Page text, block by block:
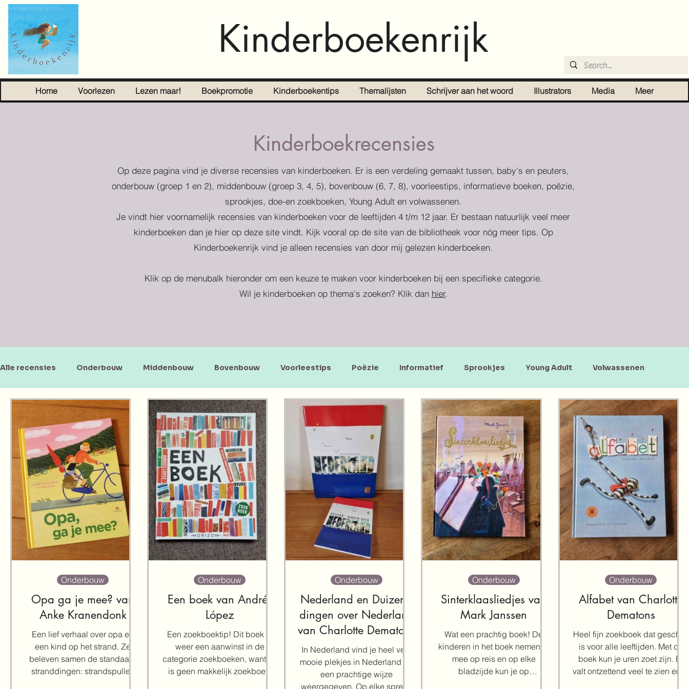
Kinderboekenrijk
Home Voorlezen Lezen maar! Boekpromotie Kinderboekentips Themalijsten Schrijver aan het woord Illustrators Media Meer
Kinderboekrecensies
Op deze pagina vind je diverse recensies van kinderboeken. Er is een verdeling gemaakt tussen, baby's en peuters,
onderbouw (groep 1 en 2), middenbouw (groep 3, 4, 5), bovenbouw (6, 7, 8), voorleestips, informatieve boeken, poëzie,
sprookjes, doe-en zoekboeken, Young Adult en volwassenen.
Je vindt hier voornamelijk recensies van kinderboeken voor de leeftijden 4 t/m 12 jaar. Er bestaan natuurlijk veel meer
kinderboeken dan je hier op deze site vindt. Kijk vooral op de site van de bibliotheek voor nóg meer tips. Op
Kinderboekenrijk vind je alleen recensies van door mij gelezen kinderboeken.
Klik op de menubalk hieronder om een keuze te maken voor kinderboeken bij een specifieke categorie.
Wil je kinderboeken op thema's zoeken? Klik dan hier.
Alle recensies Onderbouw Middenbouw Bovenbouw Voorleestips Poëzie Informatief Sprookjes Young Adult Volwassenen
Doe-en zoekboeken Baby's en peuters
Opa ga je mee? van
Anke Kranendonk
Een lief verhaal over opa en
een kind op het strand. Ze
beleven samen de standaard
stranddingen: strandspullen
Onderbouw
Een boek van Andrés
López
Een zoekboektip! Dit boek is
weer een aanwinst in de
categorie zoekboeken, want dit
is geen makkelijk zoekboek.
Onderbouw
Nederland en Duizend
dingen over Nederland
van Charlotte Dematons
In Nederland vind je heel veel
mooie plekjes in Nederland op
een prachtige wijze
weergegeven. Op elke spread
Onderbouw
Sinterklaasliedjes van
Mark Janssen
Wat een prachtig boek! De
kinderen in het boek nemen je
mee op reis en op elke
bladzijde kun je op
Onderbouw
Alfabet van Charlotte
Dematons
Heel fijn zoekboek dat geschikt
is voor alle leeftijden. Met dit
boek kun je uren zoet zijn. Er
valt ontzettend veel te zien en te
Onderbouw